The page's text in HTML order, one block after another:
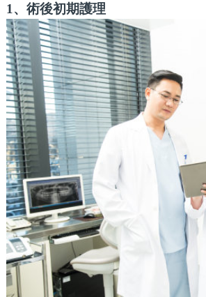
1、術後初期護理